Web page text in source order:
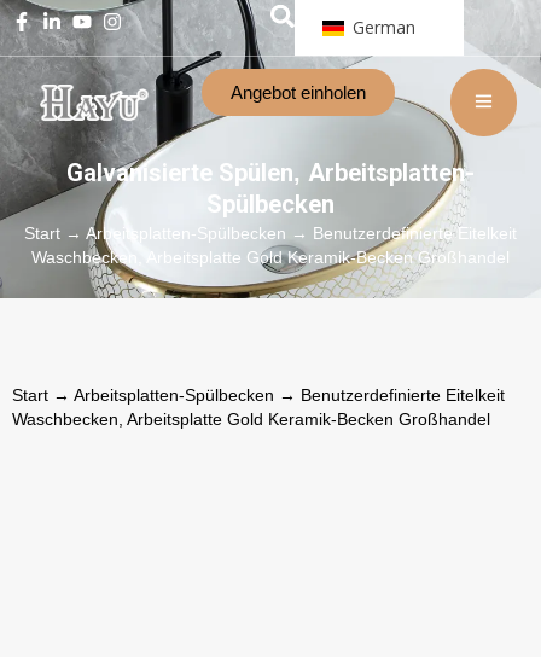
German
Angebot einholen
Galvanisierte Spülen, Arbeitsplatten-
Spülbecken
Start → Arbeitsplatten-Spülbecken → Benutzerdefinierte Eitelkeit
Waschbecken, Arbeitsplatte Gold Keramik-Becken Großhandel
Start → Arbeitsplatten-Spülbecken → Benutzerdefinierte Eitelkeit
Waschbecken, Arbeitsplatte Gold Keramik-Becken Großhandel